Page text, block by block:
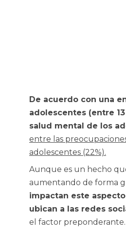
De acuerdo con una
adolescentes (entre
salud mental de los
entre las
adolescentes (22%).
Aunque es un hecho
aumentando de forma
impactan este
ubican a las redes
el factor preponderante.